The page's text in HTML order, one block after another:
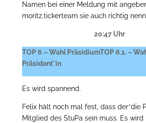
Namen bei einer Meldung mit
moritz.tickerteam sie auch richtig
20:47 Uhr
TOP 6 – Wahl PräsidiumTOP 6.1. –
Präsident*in
Es wird spannend.
Felix hält noch mal fest, dass der*die
Mitglied des StuPa sein muss. Es wird